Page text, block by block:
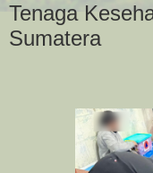
Tenaga
Sumatera